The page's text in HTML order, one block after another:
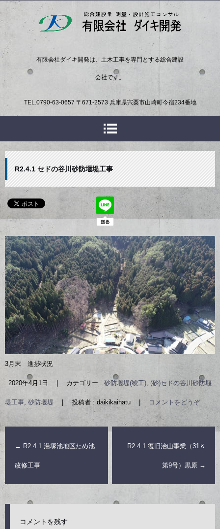
有限会社ダイキ開発は、土木工事を専門とする総合建設
会社です。
TEL. 0790-63-0657 〒671-2573 兵庫県宍粟市山崎町今宿234番地
R2.4.1 セドの谷川砂防堰堤工事
3月末 進捗状況
2020年4月1日 カテゴリー : 砂防堰堤(竣工), (砂)セドの谷川砂防堰
堤工事, 砂防堰堤 投稿者 : daikikaihatu コメントをどうぞ
← R2.4.1 湯塚池地区ため池
改修工事
R2.4.1 復旧治山事業（31Ｋ
第9号）黒原 →
コメントを残す